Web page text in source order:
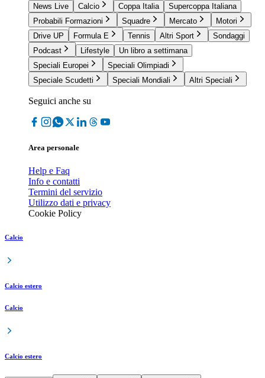
News Live
Calcio Coppa Italia
Supercoppa Italiana
Probabili Formazioni
Squadre Mercato
Motori
Drive UP
Formula E Tennis Altri Sport
Sondaggi
Podcast
Lifestyle
Un libro a settimana
Speciali Europei
Speciali Olimpiadi
Speciale Scudetti
Speciali Mondiali Altri Speciali
Seguici anche su
Area personale
Help e Faq
Info e contatti
Termini del servizio
Utilizzo dati e privacy
Cookie Policy
Calcio
Calcio estero
Calcio
Calcio estero